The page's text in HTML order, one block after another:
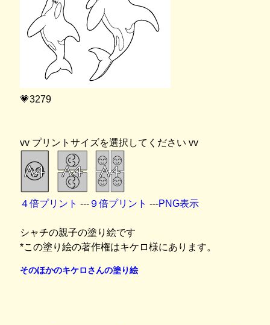
💗3279
vv プリントサイズを選択してください vv
４倍プリント --- ９倍プリント ---PNG表示
シャチの親子の塗り絵です
*この塗り絵の著作権はキケロ様にあります。
そのほかのキケロさんの塗り絵